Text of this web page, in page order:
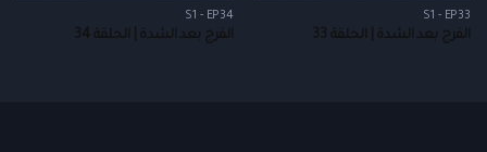
S1 - EP33
الفرج بعد الشدة | الحلقة 33
S1 - EP34
الفرج بعد الشدة | الحلقة 34